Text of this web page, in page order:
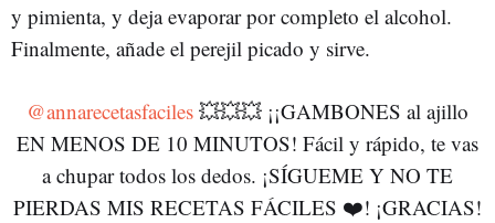
y pimienta, y deja evaporar por completo el alcohol.
Finalmente, añade el perejil picado y sirve.
@annarecetasfaciles 💥💥💥 ¡¡GAMBONES al ajillo
EN MENOS DE 10 MINUTOS! Fácil y rápido, te vas
a chupar todos los dedos. ¡SÍGUEME Y NO TE
PIERDAS MIS RECETAS FÁCILES ❤️! ¡GRACIAS!